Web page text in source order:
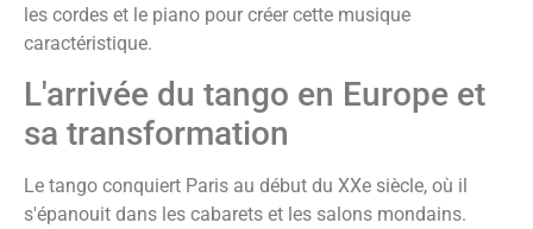
les cordes et le piano pour créer cette musique
caractéristique.
L'arrivée du tango en Europe et
sa transformation
Le tango conquiert Paris au début du XXe siècle, où il
s'épanouit dans les cabarets et les salons mondains.